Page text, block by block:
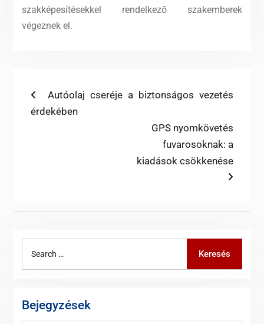
szakképesítésekkel rendelkező szakemberek
végeznek el.
Bejegyzés
navigáció
Previous
post:
Autóolaj cseréje a biztonságos vezetés
érdekében
Next
post:
GPS nyomkövetés
fuvarosoknak: a
kiadások csökkenése
Keresés
Bejegyzések